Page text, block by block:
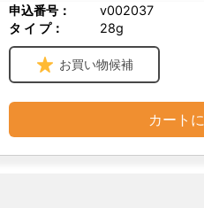
申込番号：
v002037
タ イ プ：
28g
お買い物候補
カート